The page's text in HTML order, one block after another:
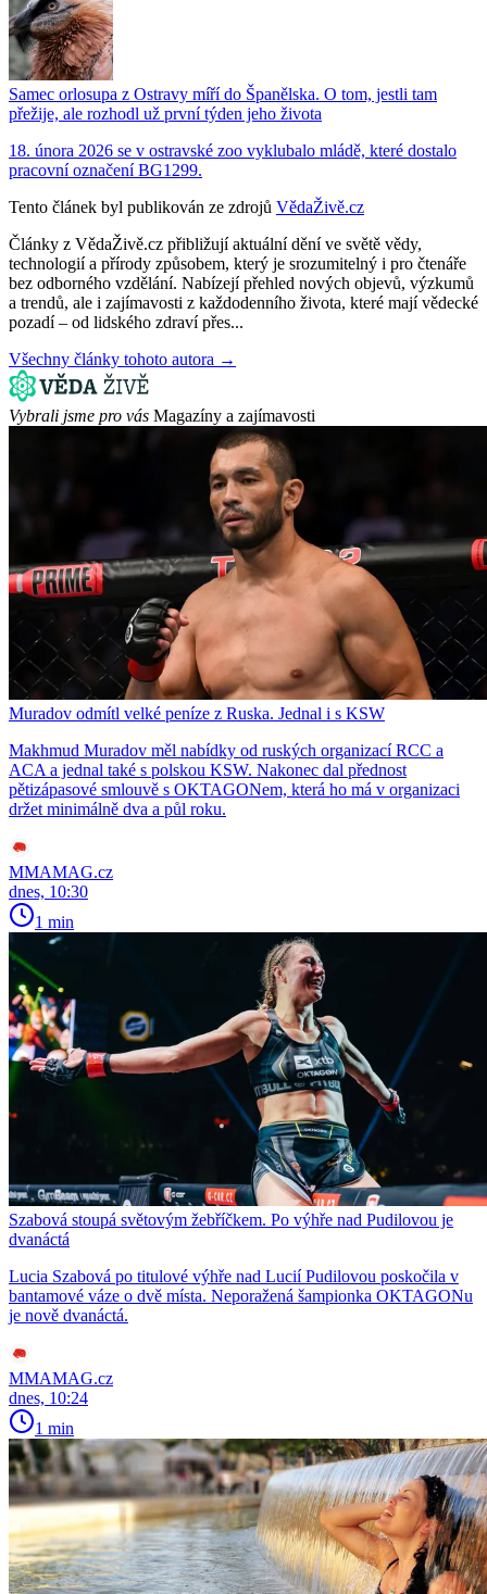
Samec orlosupa z Ostravy míří do Španělska. O tom, jestli tam
přežije, ale rozhodl už první týden jeho života
18. února 2026 se v ostravské zoo vyklubalo mládě, které dostalo
pracovní označení BG1299.
Tento článek byl publikován ze zdrojů VědaŽivě.cz
Články z VědaŽivě.cz přibližují aktuální dění ve světě vědy,
technologií a přírody způsobem, který je srozumitelný i pro čtenáře
bez odborného vzdělání. Nabízejí přehled nových objevů, výzkumů
a trendů, ale i zajímavosti z každodenního života, které mají vědecké
pozadí – od lidského zdraví přes...
Všechny články tohoto autora →
Vybrali jsme pro vás Magazíny a zajímavosti
Muradov odmítl velké peníze z Ruska. Jednal i s KSW
Makhmud Muradov měl nabídky od ruských organizací RCC a
ACA a jednal také s polskou KSW. Nakonec dal přednost
pětizápasové smlouvě s OKTAGONem, která ho má v organizaci
držet minimálně dva a půl roku.
MMAMAG.cz
dnes, 10:30
1 min
Szabová stoupá světovým žebříčkem. Po výhře nad Pudilovou je
dvanáctá
Lucia Szabová po titulové výhře nad Lucií Pudilovou poskočila v
bantamové váze o dvě místa. Neporažená šampionka OKTAGONu
je nově dvanáctá.
MMAMAG.cz
dnes, 10:24
1 min